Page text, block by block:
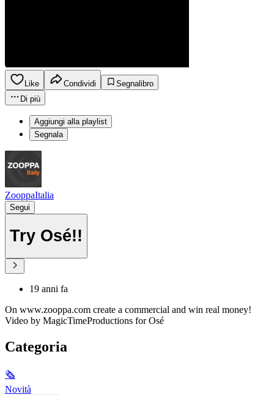
Like Condividi
Segnalibro
Di più
Aggiungi alla playlist
Segnala
ZooppaItalia
Segui
Try Osé!!
19 anni fa
On www.zooppa.com create a commercial and win real money!
Video by MagicTimeProductions for Osé
Categoria
🗞
Novità